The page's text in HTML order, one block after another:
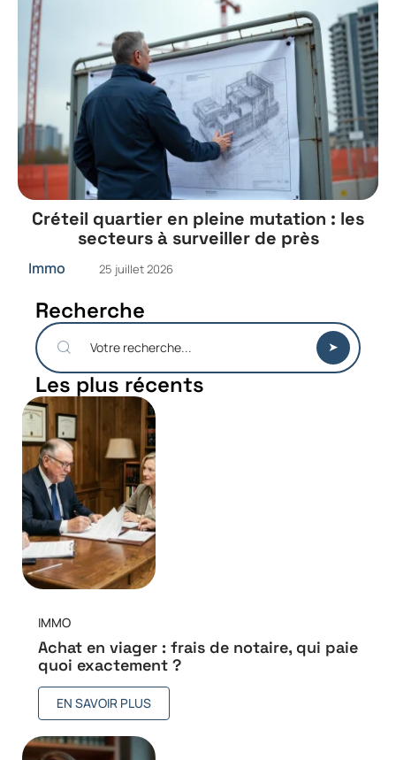
Créteil quartier en pleine mutation : les
secteurs à surveiller de près
Immo 25 juillet 2026
Recherche
Les plus récents
IMMO
Achat en viager : frais de notaire, qui paie
quoi exactement ?
EN SAVOIR PLUS